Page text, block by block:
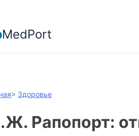
MedPort
> Здоровье
Рапопорт: